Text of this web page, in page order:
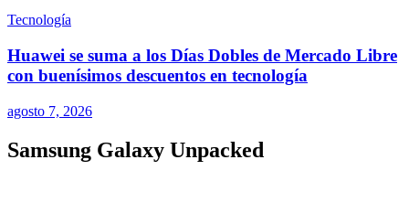
Tecnología
Huawei se suma a los Días Dobles de Mercado Libre
con buenísimos descuentos en tecnología
agosto 7, 2026
Samsung Galaxy Unpacked